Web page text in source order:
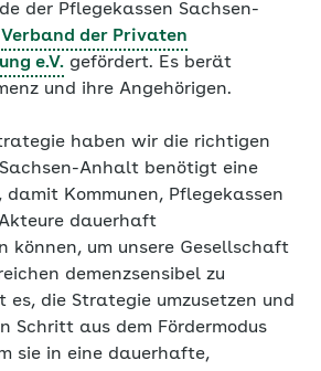
der Pflegekassen Sachsen-
Verband der Privaten
e.V. gefördert. Es berät
und ihre Angehörigen.
haben wir die richtigen
Anhalt benötigt eine
damit Kommunen, Pflegekassen
dauerhaft
können, um unsere Gesellschaft
demenzsensibel zu
die Strategie umzusetzen und
Schritt aus dem Fördermodus
sie in eine dauerhafte,